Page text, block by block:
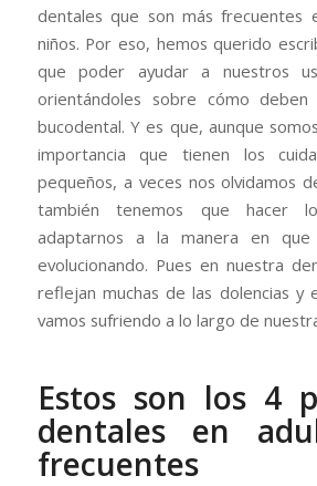
dentales que son más frecuentes
niños. Por eso, hemos querido
que poder ayudar a nuestros
orientándoles sobre cómo deben
bucodental. Y es que, aunque
importancia que tienen los
pequeños, a veces nos olvidamos
también tenemos que hacer
adaptarnos a la manera en
evolucionando. Pues en nuestra
reflejan muchas de las dolencias y
vamos sufriendo a lo largo de
Estos son los 4
dentales en
frecuentes